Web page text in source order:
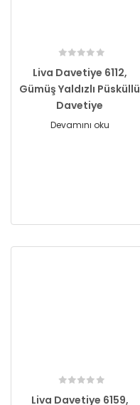
Liva Davetiye 6112,
Gümüş Yaldızlı Püsküllü
Davetiye
Devamını oku
Liva Davetiye 6159,